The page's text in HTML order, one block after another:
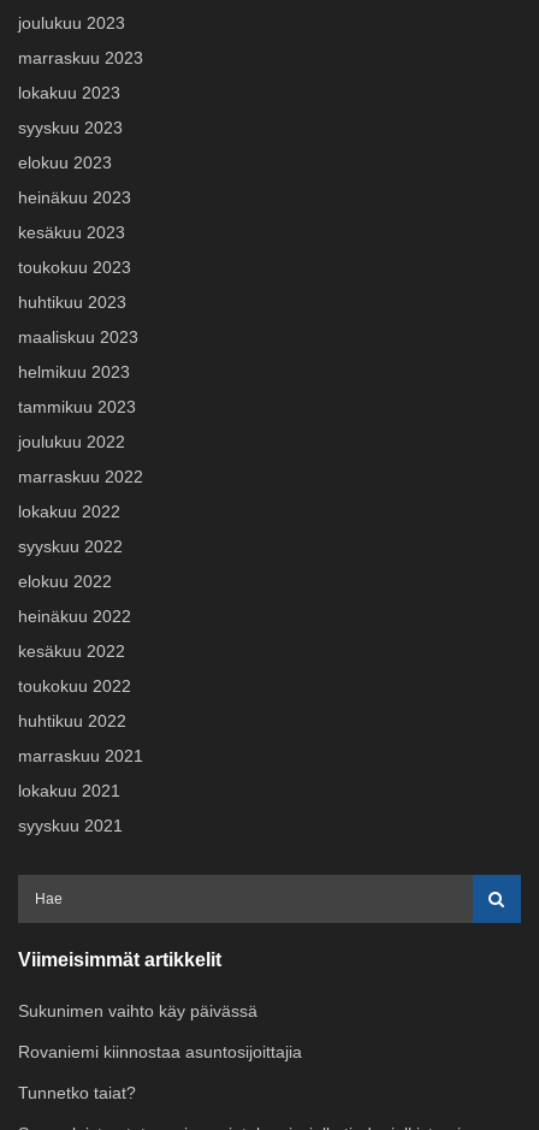
joulukuu 2023
marraskuu 2023
lokakuu 2023
syyskuu 2023
elokuu 2023
heinäkuu 2023
kesäkuu 2023
toukokuu 2023
huhtikuu 2023
maaliskuu 2023
helmikuu 2023
tammikuu 2023
joulukuu 2022
marraskuu 2022
lokakuu 2022
syyskuu 2022
elokuu 2022
heinäkuu 2022
kesäkuu 2022
toukokuu 2022
huhtikuu 2022
marraskuu 2021
lokakuu 2021
syyskuu 2021
Viimeisimmät artikkelit
Sukunimen vaihto käy päivässä
Rovaniemi kiinnostaa asuntosijoittajia
Tunnetko taiat?